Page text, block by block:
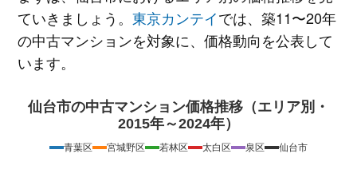
ていきましょう。 東京カンテイでは、築11〜20年
の中古マンションを対象に、価格動向を公表して
います。
仙台市の中古マンション価格推移（エリア別・
2015年～2024年）
青葉区 宮城野区 若林区 太白区 泉区 仙台市